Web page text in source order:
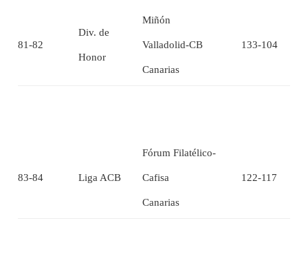
81-82
Div. de
Honor
Miñón
Valladolid-CB
Canarias
133-104
83-84 Liga ACB
Fórum Filatélico-
Cafisa
Canarias
122-117